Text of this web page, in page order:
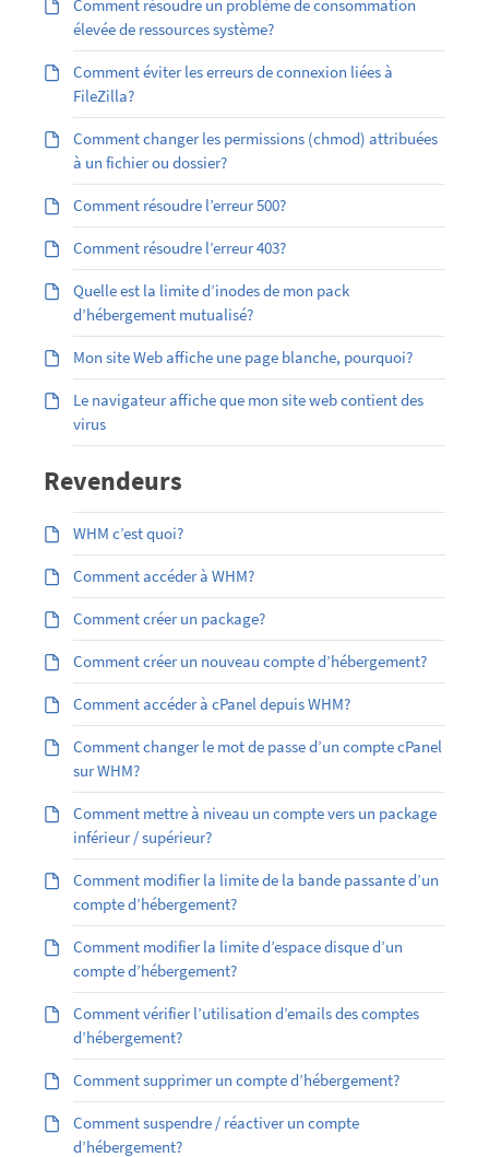
Comment résoudre un problème de consommation
élevée de ressources système?
Comment éviter les erreurs de connexion liées à
FileZilla?
Comment changer les permissions (chmod) attribuées
à un fichier ou dossier?
Comment résoudre l’erreur 500?
Comment résoudre l’erreur 403?
Quelle est la limite d’inodes de mon pack
d’hébergement mutualisé?
Mon site Web affiche une page blanche, pourquoi?
Le navigateur affiche que mon site web contient des
virus
Revendeurs
WHM c’est quoi?
Comment accéder à WHM?
Comment créer un package?
Comment créer un nouveau compte d’hébergement?
Comment accéder à cPanel depuis WHM?
Comment changer le mot de passe d’un compte cPanel
sur WHM?
Comment mettre à niveau un compte vers un package
inférieur / supérieur?
Comment modifier la limite de la bande passante d’un
compte d’hébergement?
Comment modifier la limite d’espace disque d’un
compte d’hébergement?
Comment vérifier l’utilisation d’emails des comptes
d’hébergement?
Comment supprimer un compte d’hébergement?
Comment suspendre / réactiver un compte
d’hébergement?